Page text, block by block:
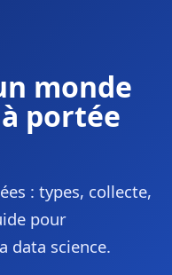
monde
portée
: types, collecte,
pour
data science.